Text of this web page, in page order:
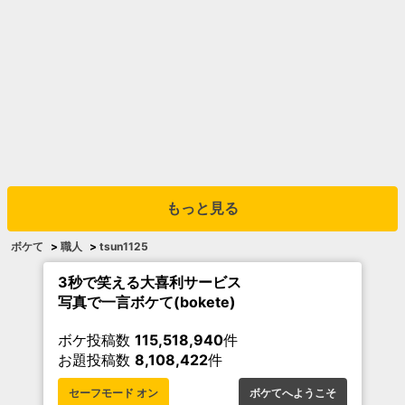
もっと見る
ボケて > 職人 > tsun1125
3秒で笑える大喜利サービス
写真で一言ボケて(bokete)
ボケ投稿数 115,518,940件
お題投稿数 8,108,422件
セーフモード オン ボケてへようこそ